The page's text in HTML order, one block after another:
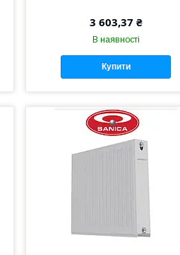
3 603,37 ₴
В наявності
Купити